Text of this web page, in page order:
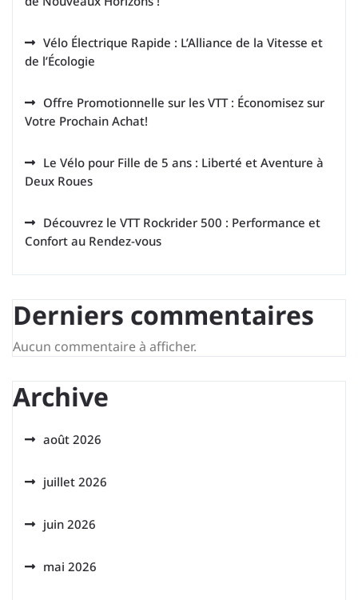
Vélo Électrique Rapide : L’Alliance de la Vitesse et
de l’Écologie
Offre Promotionnelle sur les VTT : Économisez sur
Votre Prochain Achat!
Le Vélo pour Fille de 5 ans : Liberté et Aventure à
Deux Roues
Découvrez le VTT Rockrider 500 : Performance et
Confort au Rendez-vous
Derniers commentaires
Aucun commentaire à afficher.
Archive
août 2026
juillet 2026
juin 2026
mai 2026